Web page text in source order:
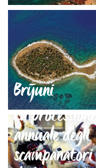
Brijuni
La processione
annuale degli
scampanatori